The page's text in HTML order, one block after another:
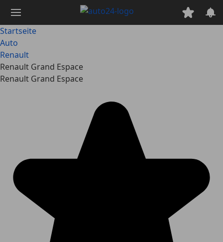
Hauptinhalt
springen
Startseite
Auto
Renault
Renault Grand Espace
Renault Grand Espace